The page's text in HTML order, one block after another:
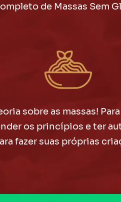
de Massas Sem
sobre as massas!
os princípios e ter
fazer suas próprias